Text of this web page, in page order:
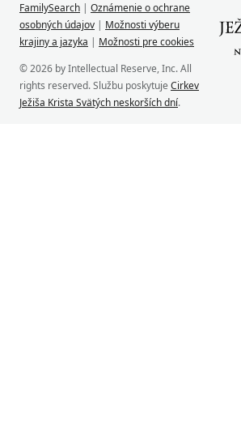
FamilySearch | Oznámenie o ochrane
osobných údajov | Možnosti výberu
krajiny a jazyka | Možnosti pre cookies
© 2026 by Intellectual Reserve, Inc. All
rights reserved. Službu poskytuje Cirkev
Ježiša Krista Svätých neskorších dní.